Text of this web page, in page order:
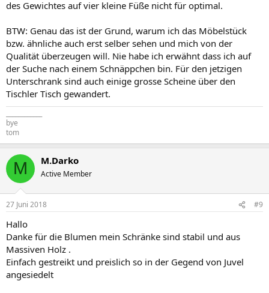
des Gewichtes auf vier kleine Füße nicht für optimal.
BTW: Genau das ist der Grund, warum ich das Möbelstück
bzw. ähnliche auch erst selber sehen und mich von der
Qualität überzeugen will. Nie habe ich erwähnt dass ich auf
der Suche nach einem Schnäppchen bin. Für den jetzigen
Unterschrank sind auch einige grosse Scheine über den
Tischler Tisch gewandert.
bye
tom
M M.Darko
Active Member
27 Juni 2018 #9
Hallo
Danke für die Blumen mein Schränke sind stabil und aus
Massiven Holz .
Einfach gestreikt und preislich so in der Gegend von Juvel
angesiedelt